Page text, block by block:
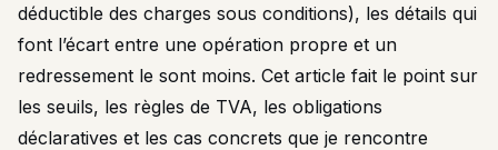
déductible des charges sous conditions), les détails qui
font l’écart entre une opération propre et un
redressement le sont moins. Cet article fait le point sur
les seuils, les règles de TVA, les obligations
déclaratives et les cas concrets que je rencontre